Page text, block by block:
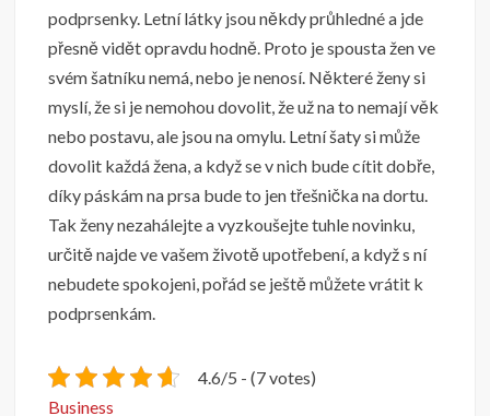
podprsenky. Letní látky jsou někdy průhledné a jde
přesně vidět opravdu hodně. Proto je spousta žen ve
svém šatníku nemá, nebo je nenosí. Některé ženy si
myslí, že si je nemohou dovolit, že už na to nemají věk
nebo postavu, ale jsou na omylu. Letní šaty si může
dovolit každá žena, a když se v nich bude cítit dobře,
díky páskám na prsa bude to jen třešnička na dortu.
Tak ženy nezahálejte a vyzkoušejte tuhle novinku,
určitě najde ve vašem životě upotřebení, a když s ní
nebudete spokojeni, pořád se ještě můžete vrátit k
podprsenkám.
4.6/5 - (7 votes)
Business